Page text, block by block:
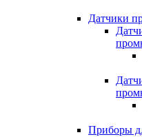
Датчики
Приборы